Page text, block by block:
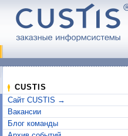
CUSTIS
Сайт CUSTIS →
Вакансии
Блог команды